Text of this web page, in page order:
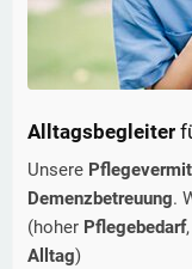
Alltagsbegleiter
Unsere
Demenzbetreuung.
(hoher Pflegebedarf,
Alltag)